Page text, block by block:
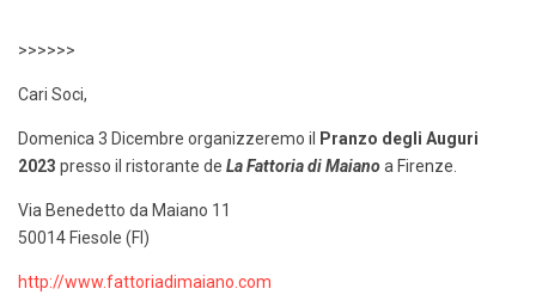
>>>>>>
Cari Soci,
Domenica 3 Dicembre organizzeremo il
Pranzo degli Auguri
2023 presso il ristorante de La Fattoria di Maianoa Firenze.
Via Benedetto da Maiano 11
50014 Fiesole (FI)
http://www.fattoriadimaiano.com